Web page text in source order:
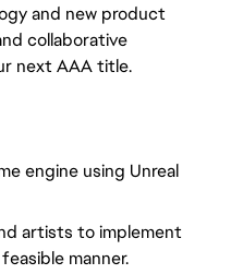
and new product
collaborative
next AAA title.
engine using Unreal
artists to implement
manner.